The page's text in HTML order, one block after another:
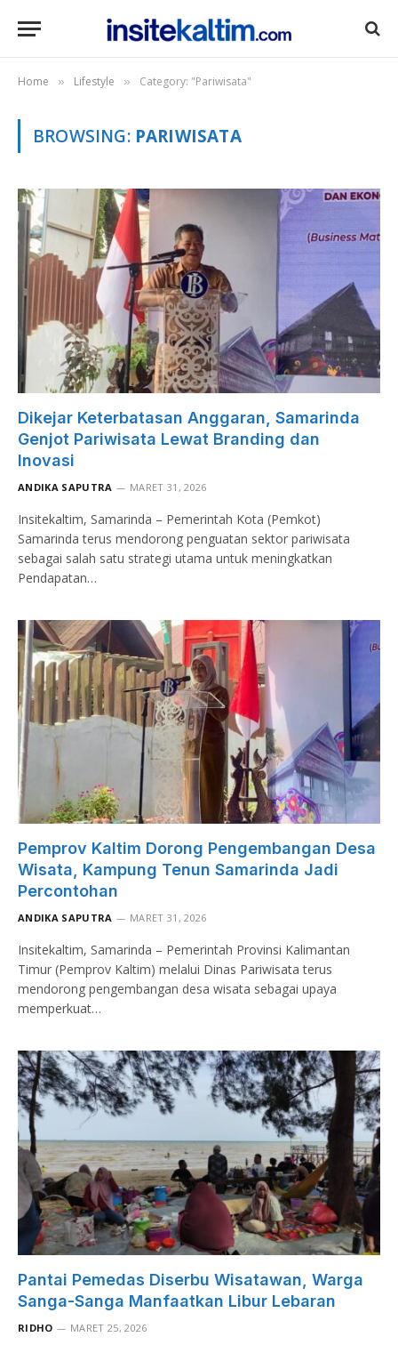
Home » Lifestyle » Category: "Pariwisata"
BROWSING: PARIWISATA
Dikejar Keterbatasan Anggaran, Samarinda
Genjot Pariwisata Lewat Branding dan
Inovasi
ANDIKA SAPUTRA MARET 31, 2026
Insitekaltim, Samarinda – Pemerintah Kota (Pemkot)
Samarinda terus mendorong penguatan sektor pariwisata
sebagai salah satu strategi utama untuk meningkatkan
Pendapatan…
Pemprov Kaltim Dorong Pengembangan Desa
Wisata, Kampung Tenun Samarinda Jadi
Percontohan
ANDIKA SAPUTRA MARET 31, 2026
Insitekaltim, Samarinda – Pemerintah Provinsi Kalimantan
Timur (Pemprov Kaltim) melalui Dinas Pariwisata terus
mendorong pengembangan desa wisata sebagai upaya
memperkuat…
Pantai Pemedas Diserbu Wisatawan, Warga
Sanga-Sanga Manfaatkan Libur Lebaran
RIDHO MARET 25, 2026